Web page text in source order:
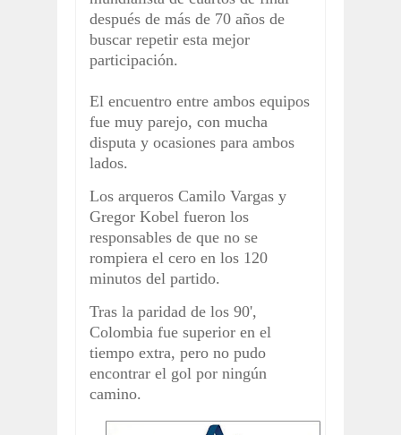
después de más de 70 años de
buscar repetir esta mejor
participación.
El encuentro entre ambos equipos
fue muy parejo, con mucha
disputa y ocasiones para ambos
lados.
Los arqueros Camilo Vargas y
Gregor Kobel fueron los
responsables de que no se
rompiera el cero en los 120
minutos del partido.
Tras la paridad de los 90',
Colombia fue superior en el
tiempo extra, pero no pudo
encontrar el gol por ningún
camino.